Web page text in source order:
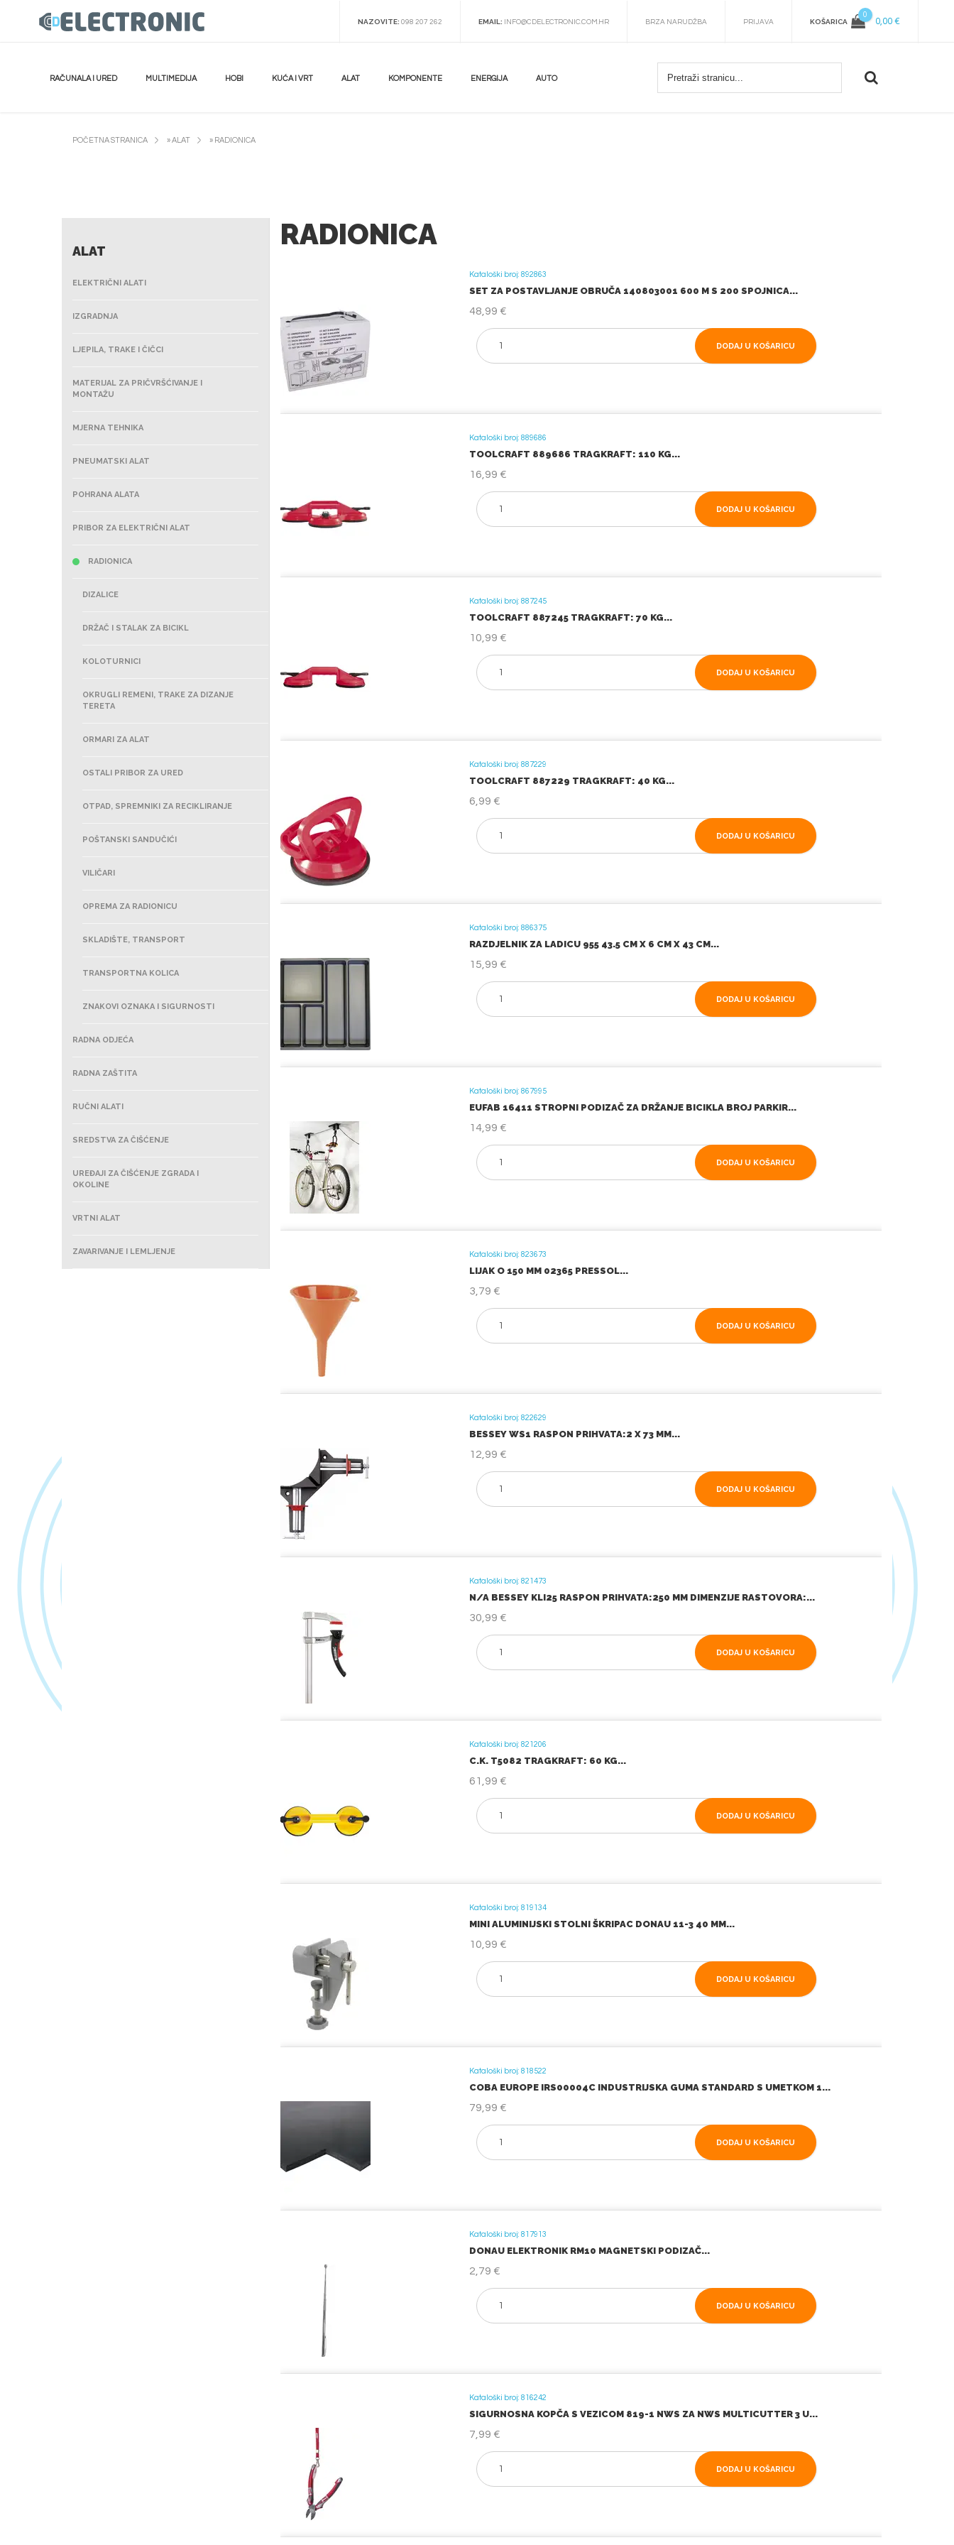
NAZOVITE: 098 207 262 EMAIL: INFO@CDELECTRONIC.COM.HR BRZA NARUDŽBA PRIJAVA KOŠARICA
0
0,00 €
RAČUNALA I URED MULTIMEDIJA HOBI KUĆA I VRT ALAT KOMPONENTE ENERGIJA AUTO
POČETNA STRANICA »ALAT » RADIONICA
ALAT
ELEKTRIČNI ALATI
IZGRADNJA
LJEPILA, TRAKE I ČIČCI
MATERIJAL ZA PRIČVRŠĆIVANJE I
MONTAŽU
MJERNA TEHNIKA
PNEUMATSKI ALAT
POHRANA ALATA
PRIBOR ZA ELEKTRIČNI ALAT
RADIONICA
DIZALICE
DRŽAČ I STALAK ZA BICIKL
KOLOTURNICI
OKRUGLI REMENI, TRAKE ZA DIZANJE
TERETA
ORMARI ZA ALAT
OSTALI PRIBOR ZA URED
OTPAD, SPREMNIKI ZA RECIKLIRANJE
POŠTANSKI SANDUČIĆI
VILIČARI
OPREMA ZA RADIONICU
SKLADIŠTE, TRANSPORT
TRANSPORTNA KOLICA
ZNAKOVI OZNAKA I SIGURNOSTI
RADNA ODJEĆA
RADNA ZAŠTITA
RUČNI ALATI
SREDSTVA ZA ČIŠĆENJE
UREĐAJI ZA ČIŠĆENJE ZGRADA I
OKOLINE
VRTNI ALAT
ZAVARIVANJE I LEMLJENJE
RADIONICA
Kataloški broj: 892863
SET ZA POSTAVLJANJE OBRUČA 140803001 600 M S 200 SPOJNICA...
48,99 €
DODAJ U KOŠARICU
Kataloški broj: 889686
TOOLCRAFT 889686 TRAGKRAFT: 110 KG...
16,99 €
DODAJ U KOŠARICU
Kataloški broj: 887245
TOOLCRAFT 887245 TRAGKRAFT: 70 KG...
10,99 €
DODAJ U KOŠARICU
Kataloški broj: 887229
TOOLCRAFT 887229 TRAGKRAFT: 40 KG...
6,99 €
DODAJ U KOŠARICU
Kataloški broj: 886375
RAZDJELNIK ZA LADICU 955 43.5 CM X 6 CM X 43 CM...
15,99 €
DODAJ U KOŠARICU
Kataloški broj: 867995
EUFAB 16411 STROPNI PODIZAČ ZA DRŽANJE BICIKLA BROJ PARKIR...
14,99 €
DODAJ U KOŠARICU
Kataloški broj: 823673
LIJAK O 150 MM 02365 PRESSOL...
3,79 €
DODAJ U KOŠARICU
Kataloški broj: 822629
BESSEY WS1 RASPON PRIHVATA:2 X 73 MM...
12,99 €
DODAJ U KOŠARICU
Kataloški broj: 821473
N/A BESSEY KLI25 RASPON PRIHVATA:250 MM DIMENZIJE RASTOVORA:...
30,99 €
DODAJ U KOŠARICU
Kataloški broj: 821206
C.K. T5082 TRAGKRAFT: 60 KG...
61,99 €
DODAJ U KOŠARICU
Kataloški broj: 819134
MINI ALUMINIJSKI STOLNI ŠKRIPAC DONAU 11-3 40 MM...
10,99 €
DODAJ U KOŠARICU
Kataloški broj: 818522
COBA EUROPE IRS00004C INDUSTRIJSKA GUMA STANDARD S UMETKOM 1...
79,99 €
DODAJ U KOŠARICU
Kataloški broj: 817913
DONAU ELEKTRONIK RM10 MAGNETSKI PODIZAČ...
2,79 €
DODAJ U KOŠARICU
Kataloški broj: 816242
SIGURNOSNA KOPČA S VEZICOM 819-1 NWS ZA NWS MULTICUTTER 3 U...
7,99 €
DODAJ U KOŠARICU